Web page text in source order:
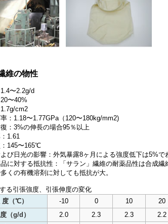
維の物性
〜2.2g/d
〜40%
cm2
：1.18〜1.77GPa（120〜180kg/mm2)
：3%の伸長の場合95％以上
1.61
145〜165℃
び日光の影響：外気暴露8ヶ月による強度低下は5%で
に対する抵抗性：「サラン」繊維の耐薬品性は合成
くの有機溶剤に対しても抵抗が大。
る引張強度、引張伸度の変化
度（℃）
-10 0 10 20
（g/d）
2.0 2.3 2.3 2.2